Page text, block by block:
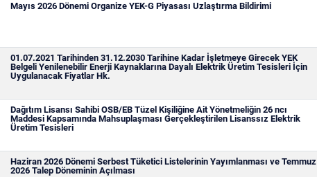
Mayıs 2026 Dönemi Organize YEK-G Piyasası Uzlaştırma Bildirimi
01.07.2021 Tarihinden 31.12.2030 Tarihine Kadar İşletmeye Girecek YEK
Belgeli Yenilenebilir Enerji Kaynaklarına Dayalı Elektrik Üretim Tesisleri İçin
Uygulanacak Fiyatlar Hk.
Dağıtım Lisansı Sahibi OSB/EB Tüzel Kişiliğine Ait Yönetmeliğin 26 ncı
Maddesi Kapsamında Mahsuplaşması Gerçekleştirilen Lisanssız Elektrik
Üretim Tesisleri
Haziran 2026 Dönemi Serbest Tüketici Listelerinin Yayımlanması ve Temmuz
2026 Talep Döneminin Açılması